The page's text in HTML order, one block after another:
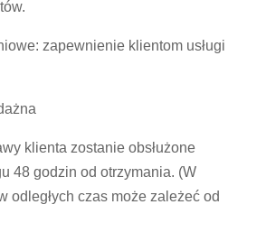
zapewnienie klientom usługi
klienta zostanie obsłużone
48 godzin od otrzymania. (W
odległych czas może zależeć od